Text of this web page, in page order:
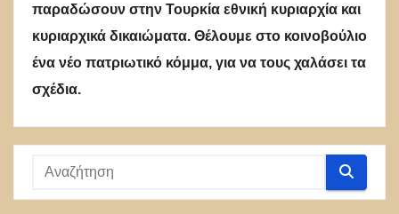
παραδώσουν στην Τουρκία εθνική κυριαρχία και
κυριαρχικά δικαιώματα. Θέλουμε στο κοινοβούλιο
ένα νέο πατριωτικό κόμμα, για να τους χαλάσει τα
σχέδια.